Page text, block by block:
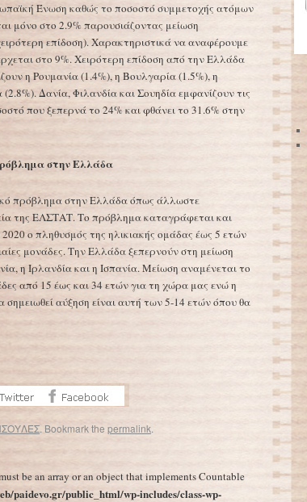
Ένωση καθώς το ποσοστό συμμετοχής ατόμων
μόνο στο 2.9% παρουσιάζοντας μείωση
επίδοση). Χαρακτηριστικά να αναφέρουμε
στο 9%. Χειρότερη επίδοση από την Ελλάδα
η Ρουμανία (1.4%), η Βουλγαρία (1.5%), η
Δανία, Φιλανδία και Σουηδία εμφανίζουν τις
που ξεπερνά το 24% και φθάνει το 31.6% στην
στην Ελλάδα
πρόβλημα στην Ελλάδα όπως άλλωστε
της ΕΛΣΤΑΤ. Το πρόβλημα καταγράφεται και
ο πληθυσμός της ηλικιακής ομάδας έως 5 ετών
μονάδες. Την Ελλάδα ξεπερνούν στη μείωση
η Ιρλανδία και η Ισπανία. Μείωση αναμένεται το
από 15 έως και 34 ετών για τη χώρα μας ενώ η
αύξηση είναι αυτή των 5-14 ετών όπου θα
. Bookmark the permalink.
be an array or an object that implements Countable
paidevo.gr/public_html/wp-includes/class-wp-